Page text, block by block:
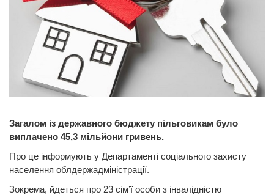
Загалом із державного бюджету пільговикам було
виплачено 45,3 мільйони гривень.
Про це інформують у Департаменті соціального захисту
населення облдержадміністрації.
Зокрема, йдеться про 23 сім’ї особи з інвалідністю